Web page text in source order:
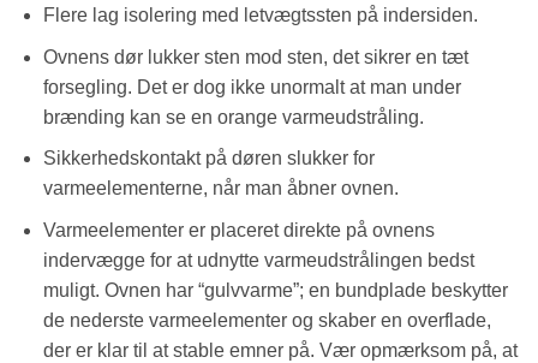
Flere lag isolering med letvægtssten på indersiden.
Ovnens dør lukker sten mod sten, det sikrer en tæt
forsegling. Det er dog ikke unormalt at man under
brænding kan se en orange varmeudstråling.
Sikkerhedskontakt på døren slukker for
varmeelementerne, når man åbner ovnen.
Varmeelementer er placeret direkte på ovnens
indervægge for at udnytte varmeudstrålingen bedst
muligt. Ovnen har “gulvvarme”; en bundplade beskytter
de nederste varmeelementer og skaber en overflade,
der er klar til at stable emner på. Vær opmærksom på, at